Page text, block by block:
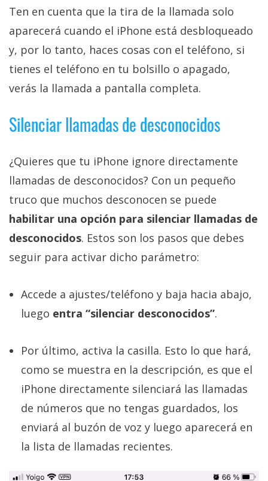
Ten en cuenta que la tira de la llamada solo
aparecerá cuando el iPhone está desbloqueado
y, por lo tanto, haces cosas con el teléfono, si
tienes el teléfono en tu bolsillo o apagado,
verás la llamada a pantalla completa.
Silenciar llamadas de desconocidos
¿Quieres que tu iPhone ignore directamente
llamadas de desconocidos? Con un pequeño
truco que muchos desconocen se puede
habilitar una opción para silenciar llamadas de
desconocidos. Estos son los pasos que debes
seguir para activar dicho parámetro:
Accede a ajustes/teléfono y baja hacia abajo,
luego entra “silenciar desconocidos”.
Por último, activa la casilla. Esto lo que hará,
como se muestra en la descripción, es que el
iPhone directamente silenciará las llamadas
de números que no tengas guardados, los
enviará al buzón de voz y luego aparecerá en
la lista de llamadas recientes.